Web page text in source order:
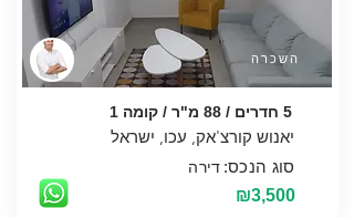
השכרה
5 חדרים / 88 מ"ר / קומה 1
דירה סוג הנכס:
₪3,500